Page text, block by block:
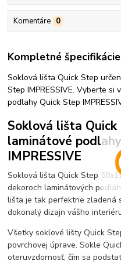
Komentáre 0
Kompletné špecifikácie
Soklová lišta Quick Step
Step IMPRESSIVE. Vyberte
podlahy Quick Step
Soklová lišta
laminátové
IMPRESSIVE
Soklová lišta Quick Step
dekoroch laminátových
lišta je tak perfektne zladená
dokonalý dizajn vášho
Všetky soklové lišty Quick
povrchovej úprave. Sokle
oteruvzdornosť, čím sa